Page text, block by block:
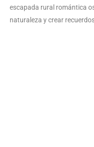
escapada rural romántica
naturaleza y crear